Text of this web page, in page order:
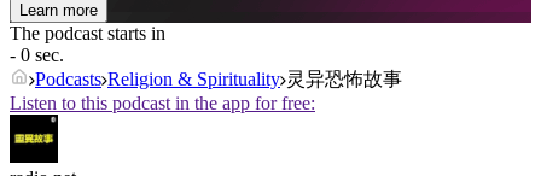
Learn more
The podcast starts in
- 0 sec.
Podcasts Religion & Spirituality 灵异恐怖故事
Listen to this podcast in the app for free: